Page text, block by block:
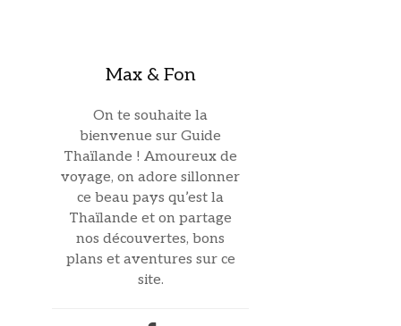
Max & Fon
On te souhaite la
bienvenue sur Guide
Thaïlande ! Amoureux de
voyage, on adore sillonner
ce beau pays qu’est la
Thaïlande et on partage
nos découvertes, bons
plans et aventures sur ce
site.